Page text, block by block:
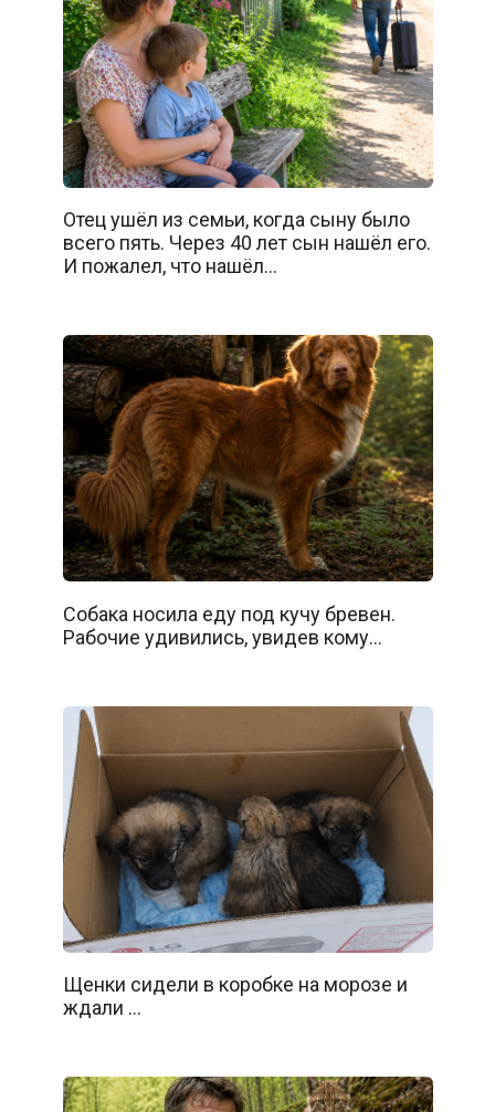
Отец ушёл из семьи, когда сыну было
всего пять. Через 40 лет сын нашёл его.
И пожалел, что нашёл…
Собака носила еду под кучу бревен.
Рабочие удивились, увидев кому…
Щенки сидели в коробке на морозе и
ждали …